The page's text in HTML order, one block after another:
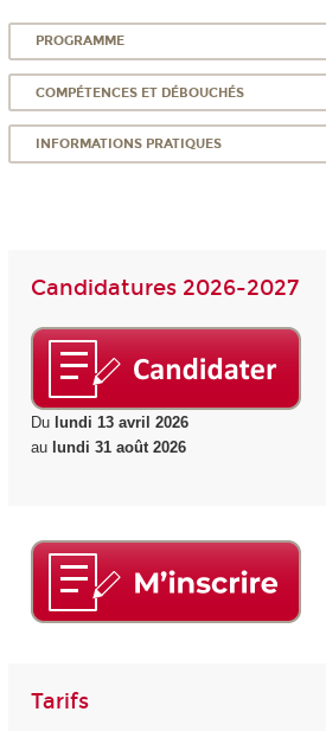
PROGRAMME
COMPÉTENCES ET DÉBOUCHÉS
INFORMATIONS PRATIQUES
Candidatures 2026-2027
Dulundi 13 avril 2026
au lundi 31 août 2026
Tarifs